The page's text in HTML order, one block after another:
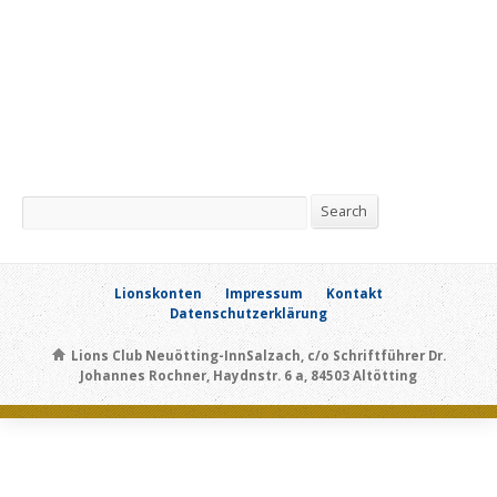
Search Search
Lionskonten Impressum
Kontakt
Datenschutzerklärung
Lions Club Neuötting-InnSalzach, c/o Schriftführer Dr.
Johannes Rochner, Haydnstr. 6 a, 84503 Altötting